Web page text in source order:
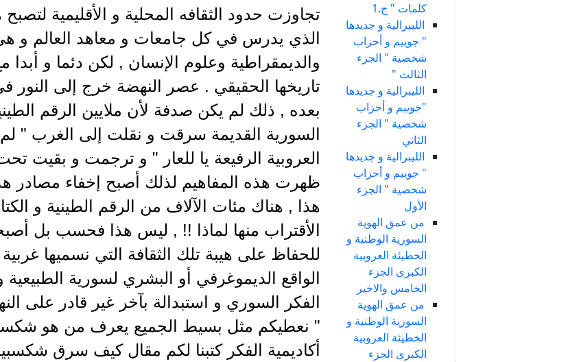
كلمات " ج.1
الليبرالية و جديدها
" جوييم و أحزاب
شخصية " الجزء
الثالث "
الليبرالية و جديدها
"جوييم و أحزاب
شخصية " الجزء
الثاني
الليبرالية و جديدها
" جوييم و أحزاب
شخصية " الجزء
الأول
من عمق الهوية
السورية الوطنية و
الخطيئة العروبية
الكبرى الجزء
الخامس والاخير
من عمق الهوية
السورية الوطنية و
الخطيئة العروبية
الكبرى الجزء
تجاوزت حدود الثقافه المحلية و الأقليمية
الذي يدرس في كل جامعات و معاهد العالم و
والديمقراطية وعلوم الإنسان , لكن دئما و أبدا
تاريخها الحقيقي . عصر النهضة خرج إلى النور
بعده , ذلك لم يكن صدفة لأن ملايين الرقم
السورية القديمة سرقت و نقلت إلى الغرب "
العروبية الرفيعة يا للعار " و ترجمت و بقيت
ظهرت هذه المفاهيم لذلك أصبح إخفاء مصادر
هذا , هناك مئات الآلاف من الرقم الطينية و
الأقتراب منها لماذا !! , ليس هذا فحسب بل
للحفاظ على هيبة تلك الثقافة التي نسميها
الواقع الديموغرفي أو البشري لسورية
الفكر السوري و استبدالة بآخر غير قادر على
" نعطيكم مثل بسيط الجميع يعرف من هو
أكاديمية الفكر كتبنا لكم مقال كيف سرق